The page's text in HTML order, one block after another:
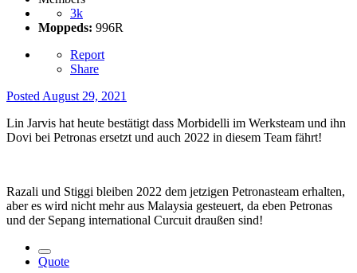
3k
Moppeds: 996R
Report
Share
Posted August 29, 2021
Lin Jarvis hat heute bestätigt dass Morbidelli im Werksteam und ihn
Dovi bei Petronas ersetzt und auch 2022 in diesem Team fährt!
Razali und Stiggi bleiben 2022 dem jetzigen Petronasteam erhalten,
aber es wird nicht mehr aus Malaysia gesteuert, da eben Petronas
und der Sepang international Curcuit draußen sind!
Quote